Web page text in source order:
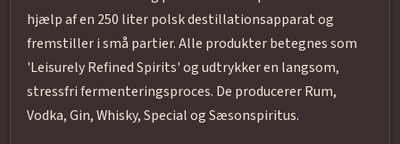
hjælp af en 250 liter polsk destillationsapparat og
fremstiller i små partier. Alle produkter betegnes som
'Leisurely Refined Spirits' og udtrykker en langsom,
stressfri fermenteringsproces. De producerer Rum,
Vodka, Gin, Whisky, Special og Sæsonspiritus.